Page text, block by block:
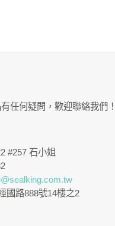
任何疑問，歡迎聯絡我們！
#257 石小姐
國路888號14樓之2